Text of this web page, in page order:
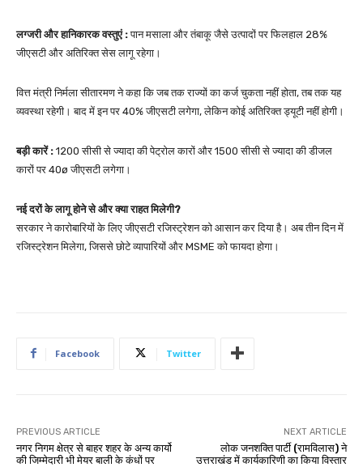
लग्जरी और हानिकारक वस्तुएं :पान मसाला और तंबाकू जैसे उत्पादों पर फिलहाल 28%
जीएसटी और अतिरिक्त सेस लागू रहेगा।
वित्त मंत्री निर्मला सीतारमण ने कहा कि जब तक राज्यों का कर्ज चुकता नहीं होता, तब तक यह
व्यवस्था रहेगी। बाद में इन पर 40% जीएसटी लगेगा, लेकिन कोई अतिरिक्त ड्यूटी नहीं होगी।
बड़ी कारें : 1200 सीसी से ज्यादा की पेट्रोल कारों और 1500 सीसी से ज्यादा की डीजल
कारों पर 40ø जीएसटी लगेगा।
नई दरों के लागू होने से और क्या राहत मिलेगी?
सरकार ने कारोबारियों के लिए जीएसटी रजिस्ट्रेशन को आसान कर दिया है। अब तीन दिन में
रजिस्ट्रेशन मिलेगा, जिससे छोटे व्यापारियों और MSME को फायदा होगा।
Facebook Twitter
PREVIOUS ARTICLE
नगर निगम क्षेत्र से बाहर शहर के अन्य कार्यो
की जिम्मेदारी भी मेयर बाली के कंधों पर
NEXT ARTICLE
लोक जनशक्ति पार्टी (रामविलास) ने
उत्तराखंड में कार्यकारिणी का किया विस्तार